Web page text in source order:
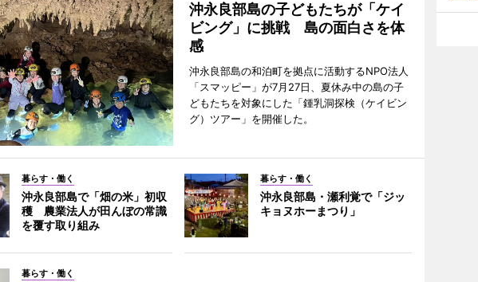
沖永良部島の子どもたちが「ケイ
ビング」に挑戦 島の面白さを体
感
沖永良部島の和泊町を拠点に活動するNPO法人
「スマッピー」が7月27日、夏休み中の島の子
どもたちを対象にした「鍾乳洞探検（ケイビン
グ）ツアー」を開催した。
暮らす・働く
沖永良部島で「畑の米」初収
穫 農業法人が田んぼの常識
を覆す取り組み
暮らす・働く
沖永良部島・瀬利覚で「ジッ
キョヌホーまつり」
暮らす・働く